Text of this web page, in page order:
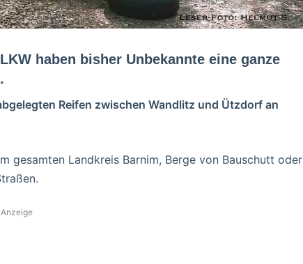
haben bisher Unbekannte eine ganze
Reifen zwischen Wandlitz und Ützdorf an
gesamten Landkreis Barnim, Berge von Bauschutt oder
Anzeige